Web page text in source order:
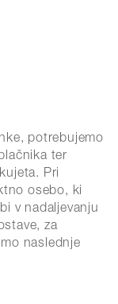
potrebujemo
ter
Pri
osebo, ki
v nadaljevanju
za
naslednje